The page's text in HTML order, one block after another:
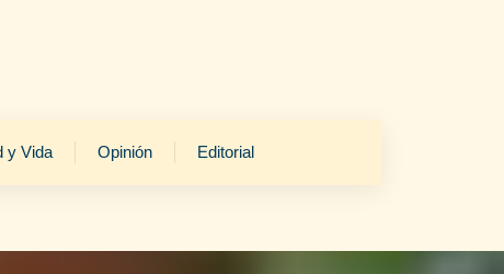
y Vida Opinión Editorial